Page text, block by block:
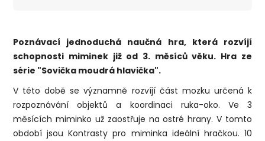
Poznávací jednoduchá naučná hra, která rozvíjí
schopnosti miminek již od 3. měsíců věku. Hra ze
série "Sovička moudrá hlavička".
V této době se významně rozvíjí část mozku určená k
rozpoznávání objektů a koordinaci ruka-oko. Ve 3
měsících miminko už zaostřuje na ostré hrany. V tomto
období jsou Kontrasty pro miminka ideální hračkou. 10